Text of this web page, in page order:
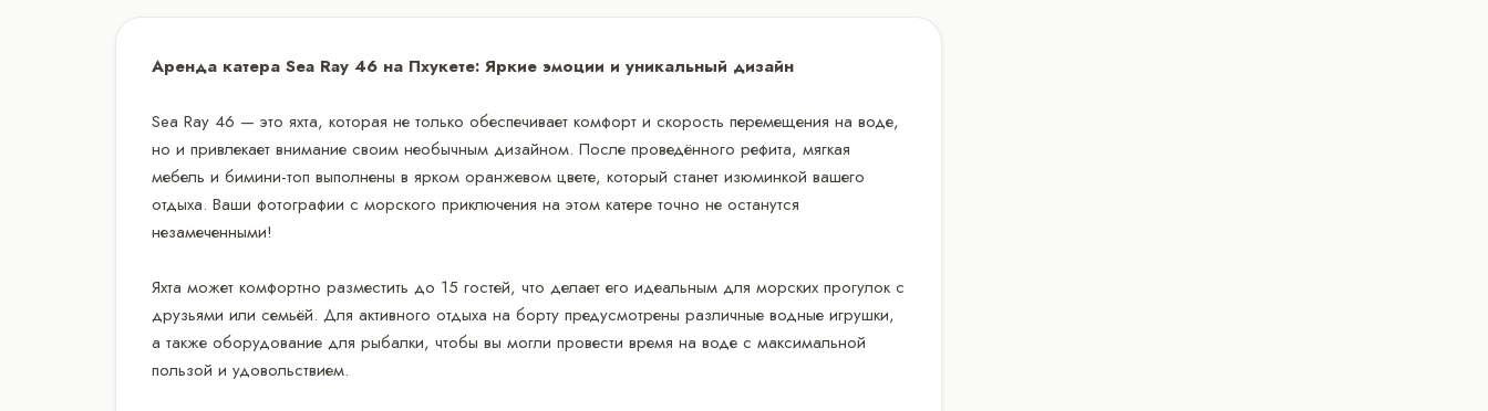
Аренда катера Sea Ray 46 на Пхукете: Яркие эмоции и уникальный дизайн
Sea Ray 46 — это яхта, которая не только обеспечивает комфорт и скорость перемещения на воде,
но и привлекает внимание своим необычным дизайном. После проведённого рефита, мягкая
мебель и бимини-топ выполнены в ярком оранжевом цвете, который станет изюминкой вашего
отдыха. Ваши фотографии с морского приключения на этом катере точно не останутся
незамеченными!
Яхта может комфортно разместить до 15 гостей, что делает его идеальным для морских прогулок с
друзьями или семьёй. Для активного отдыха на борту предусмотрены различные водные игрушки,
а также оборудование для рыбалки, чтобы вы могли провести время на воде с максимальной
пользой и удовольствием.